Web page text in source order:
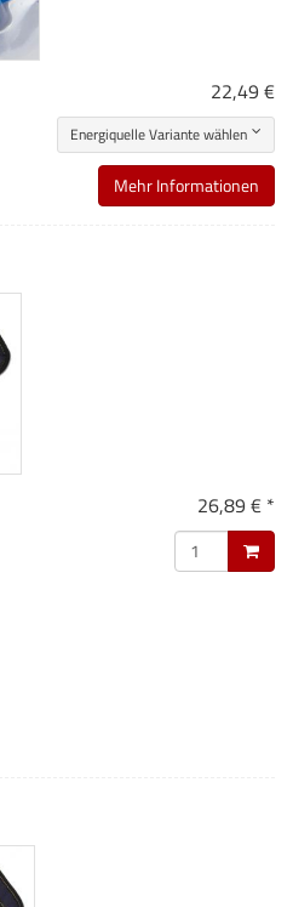
22,49 €
Energiquelle Variante wählen
Mehr Informationen
26,89 € *